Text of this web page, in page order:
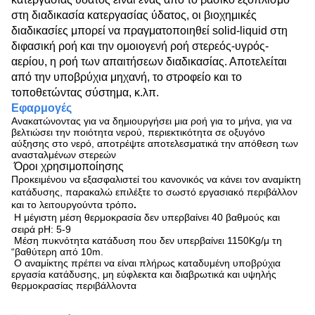
στη διαδικασία κατεργασίας ύδατος, οι βιοχημικές
διαδικασίες μπορεί να πραγματοποιηθεί solid-liquid στη
διφασική ροή και την ομοιογενή ροή στερεός-υγρός-
αερίου, η ροή των απαιτήσεων διαδικασίας. Αποτελείται
από την υποβρύχια μηχανή, το στροφείο και το
τοποθετώντας σύστημα, κ.λπ.
Εφαρμογές
Ανακατώνοντας για να δημιουργήσει μια ροή για το μήνα, για να
βελτιώσει την ποιότητα νερού, περιεκτικότητα σε οξυγόνο
αύξησης στο νερό, αποτρέψτε αποτελεσματικά την απόθεση των
ανασταλμένων στερεών
Όροι χρησιμοποίησης
Προκειμένου να εξασφαλιστεί του κανονικός να κάνει τον αναμίκτη
κατάδυσης, παρακαλώ επιλέξτε το σωστό εργασιακό περιβάλλον
και το λειτουργούντα τρόπο.
Η μέγιστη μέση θερμοκρασία δεν υπερβαίνει 40 βαθμούς και
σειρά pH: 5-9
Μέση πυκνότητα κατάδυση που δεν υπερβαίνει 1150Kg/μ τη
“βαθύτερη από 10m.
Ο αναμίκτης πρέπει να είναι πλήρως καταδυμένη υποβρύχια
εργασία κατάδυσης, μη εύφλεκτα και διαβρωτικά και υψηλής
θερμοκρασίας περιβάλλοντα